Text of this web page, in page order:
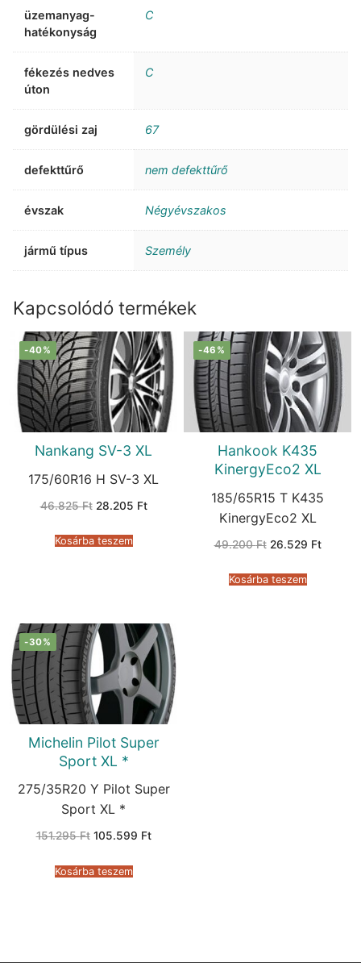
üzemanyag-
hatékonyság
C
fékezés nedves
úton
C
gördülési zaj 67
defekttűrő nem defekttűrő
évszak Négyévszakos
jármű típus Személy
Kapcsolódó termékek
-40%
Nankang SV-3 XL
175/60R16 H SV-3 XL
46.825Ft Original
46.825 Ft.
28.205 FtCurrent
Kosárba teszem
-46%
Hankook K435
KinergyEco2 XL
185/65R15 T K435
KinergyEco2 XL
49.200Ft Original
49.200 Ft.
26.529 FtCurrent
Kosárba teszem
-30%
Michelin Pilot Super
Sport XL *
275/35R20 Y Pilot Super
Sport XL *
151.295Ft Original
151.295 Ft.
105.599 FtCurrent
Kosárba teszem